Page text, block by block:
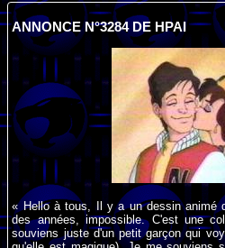
ANNONCE N°3284 DE HPAI
« Hello à tous, Il y a un dessin animé
des années, impossible. C'est une
souviens juste d'un petit garçon qui